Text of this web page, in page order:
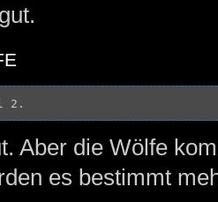
Aber die Wölfe
es bestimmt